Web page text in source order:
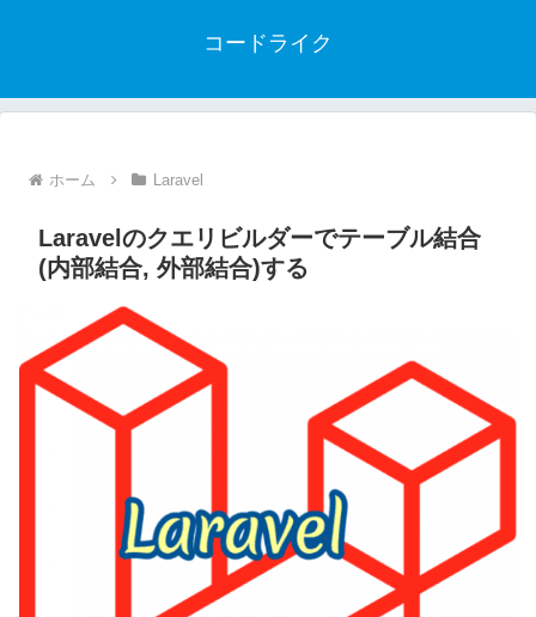
コードライク
ホーム Laravel
Laravelのクエリビルダーでテーブル結合
(内部結合, 外部結合)する